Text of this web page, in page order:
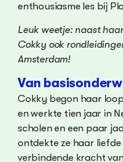
enthousiasme les bij
Leuk weetje: naast
Cokky ook
Amsterdam!
Van
Cokky begon haar
en werkte tien jaar in
scholen en een paar
ontdekte ze haar
verbindende kracht